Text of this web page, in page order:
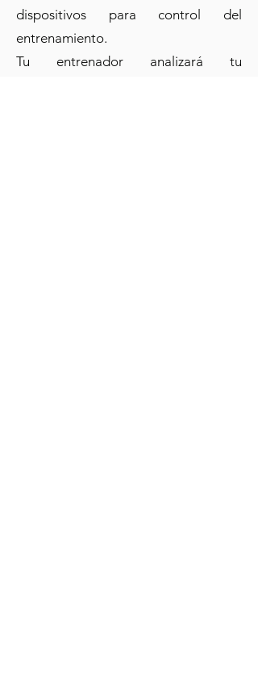
dispositivos para control del
entrenamiento.
Tu entrenador analizará tu